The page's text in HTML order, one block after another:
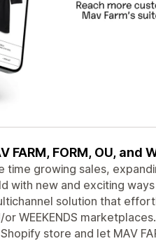
FORM, OU, and
time growing sales,
with new and exciting
solution that
or WEEKENDS
store and let MAV